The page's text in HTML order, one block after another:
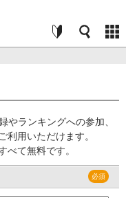
やランキングへの参加、
利用いただけます。
べて無料です。